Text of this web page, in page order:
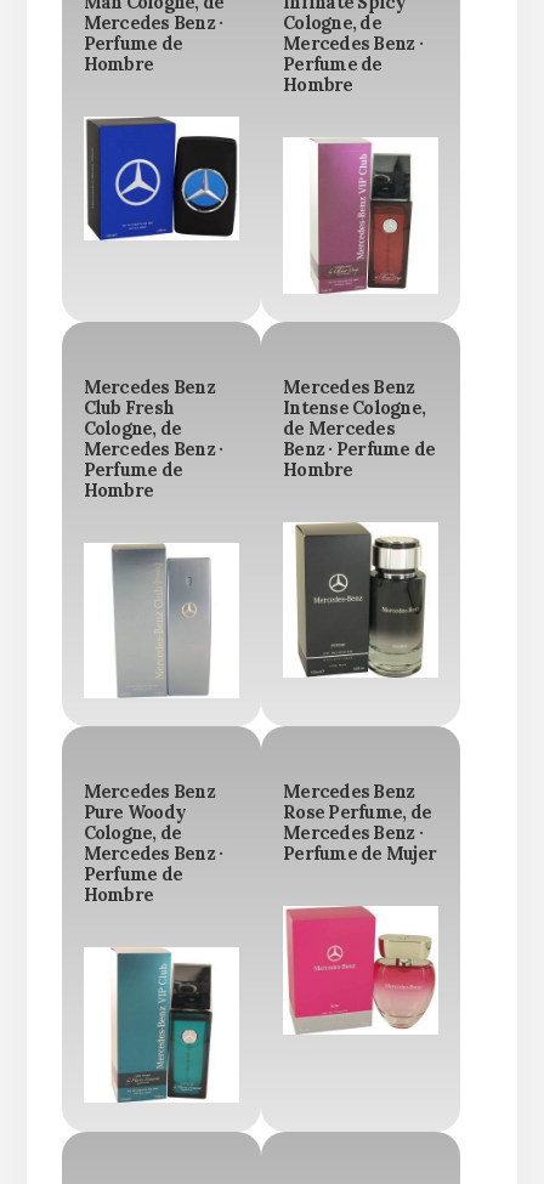
Mercedes Benz ·
Perfume de
Hombre
Cologne, de
Mercedes Benz ·
Perfume de
Hombre
Mercedes Benz
Club Fresh
Cologne, de
Mercedes Benz ·
Perfume de
Hombre
Mercedes Benz
Intense Cologne,
de Mercedes
Benz · Perfume de
Hombre
Mercedes Benz
Pure Woody
Cologne, de
Mercedes Benz ·
Perfume de
Hombre
Mercedes Benz
Rose Perfume, de
Mercedes Benz ·
Perfume de Mujer